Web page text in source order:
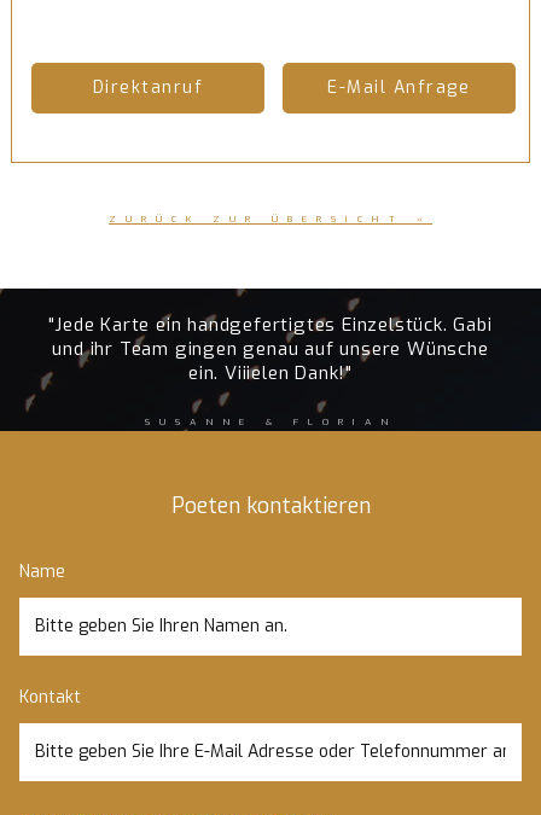
Direktanruf E-Mail Anfrage
ZURÜCK ZUR ÜBERSICHT «
"Jede Karte ein handgefertigtes Einzelstück. Gabi
und ihr Team gingen genau auf unsere Wünsche
ein. Viiielen Dank!"
SUSANNE & FLORIAN
Poeten kontaktieren
Name
Kontakt